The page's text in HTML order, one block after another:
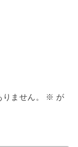
ません。 ※ が